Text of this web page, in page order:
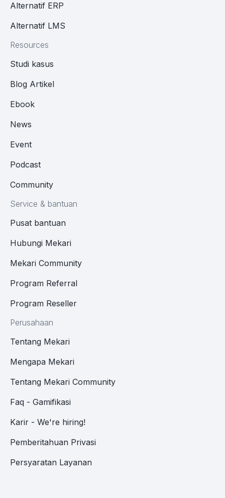
Alternatif ERP
Alternatif LMS
Resources
Studi kasus
Blog Artikel
Ebook
News
Event
Podcast
Community
Service & bantuan
Pusat bantuan
Hubungi Mekari
Mekari Community
Program Referral
Program Reseller
Perusahaan
Tentang Mekari
Mengapa Mekari
Tentang Mekari Community
Faq - Gamifikasi
Karir - We're hiring!
Pemberitahuan Privasi
Persyaratan Layanan